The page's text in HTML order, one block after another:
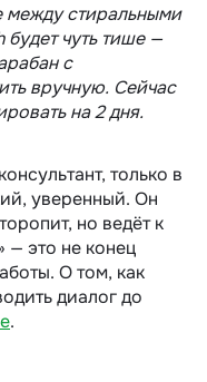
стиральными
чуть тише —
с
вручную. Сейчас
на 2 дня.
только в
уверенный. Он
но ведёт к
— это не конец
О том, как
диалог до
.